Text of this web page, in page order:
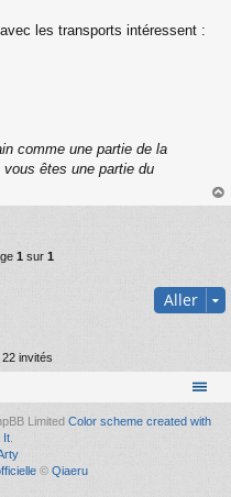
les transports intéressent :
comme une partie de la
êtes une partie du
au
1 sur 1
Aller
22 invités
Limited Color scheme created with
It
© Qiaeru